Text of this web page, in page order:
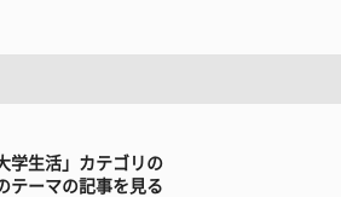
学生活」カテゴリの
テーマの記事を見る